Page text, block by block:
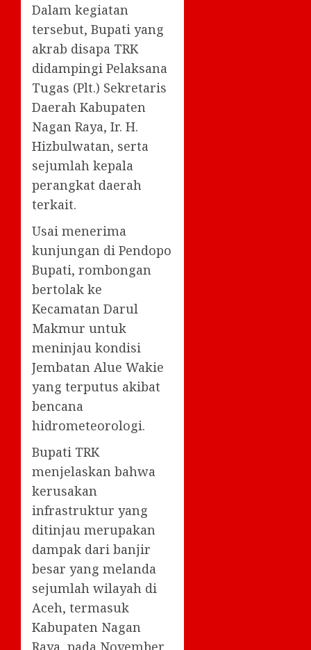
Dalam kegiatan
tersebut, Bupati yang
akrab disapa TRK
didampingi Pelaksana
Tugas (Plt.) Sekretaris
Daerah Kabupaten
Nagan Raya, Ir. H.
Hizbulwatan, serta
sejumlah kepala
perangkat daerah
terkait.
Usai menerima
kunjungan di Pendopo
Bupati, rombongan
bertolak ke
Kecamatan Darul
Makmur untuk
meninjau kondisi
Jembatan Alue Wakie
yang terputus akibat
bencana
hidrometeorologi.
Bupati TRK
menjelaskan bahwa
kerusakan
infrastruktur yang
ditinjau merupakan
dampak dari banjir
besar yang melanda
sejumlah wilayah di
Aceh, termasuk
Kabupaten Nagan
Raya, pada November